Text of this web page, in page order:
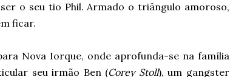
o seu tio Phil. Armado o triângulo amoroso,
ficar.
Nova Iorque, onde aprofunda-se na família
seu irmão Ben (Corey Stoll), um gangster